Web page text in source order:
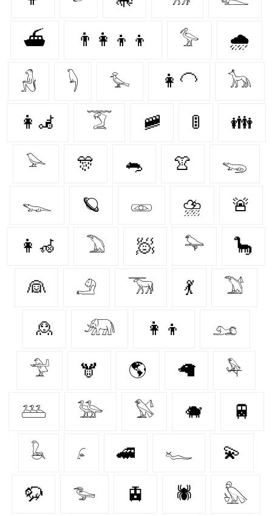
⛴ 👨‍👩‍👦‍👦 𓅞 🌧️
𓃻 𓆐 𓅙 👩‍🦲 𓃥
👩‍🦼‍ 𓄆 🚞 🚦 👪
𓅪 🎊 🐀 👚 𓆌
𓆊 🪐 𓁽 ⛈️ 🚨
👩‍🦽‍ 𓅐 🧖‍ 𓅍 🦕
👰‍ 𓄂 𓃞 💃 𓅑
🙎‍ 𓃰 👩‍👦 𓃭
𓅴 🫎 🌎 🦙 𓅆
𓅹 𓅺 𓅄 🐗 🚆
𓆘 𓂊 🚄 𓆑 💫
🦬 𓅧 🚊 🕷️ 𓅽